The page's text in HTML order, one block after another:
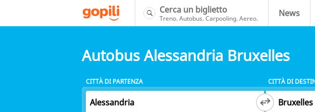
Cerca un biglietto
Treno. Autobus. Carpooling. Aereo. News
Autobus Alessandria Bruxelles
CITTÀ DI PARTENZA CITTÀ DI